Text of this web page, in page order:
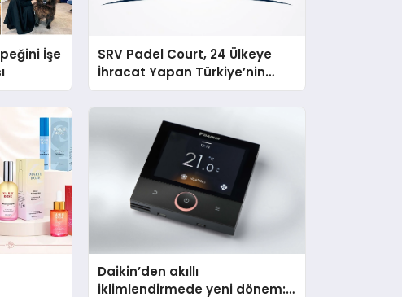
İşe
SRV Padel Court, 24 Ülkeye
İhracat Yapan Türkiye’nin
Padel Kortu Üretim Gücü
Daikin’den akıllı
iklimlendirmede yeni dönem: